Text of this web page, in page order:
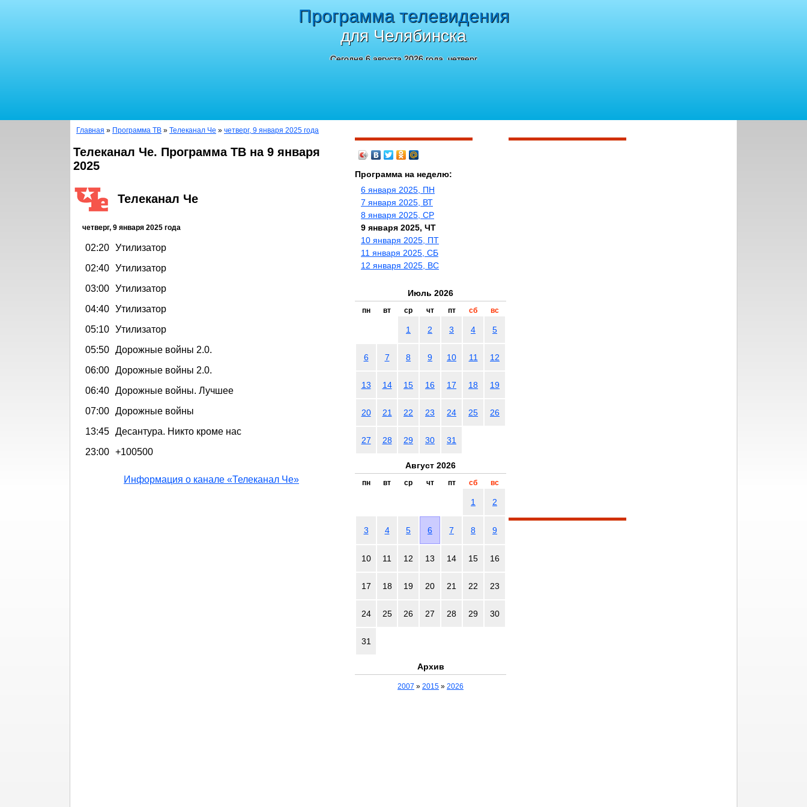
Программа телевидения
для Челябинска
Сегодня 6 августа 2026 года, четверг
Главная » Программа ТВ » Телеканал Че » четверг, 9 января 2025 года
Телеканал Че. Программа ТВ на 9 января
2025
Телеканал Че
четверг, 9 января 2025 года
02:20 Утилизатор
02:40 Утилизатор
03:00 Утилизатор
04:40 Утилизатор
05:10 Утилизатор
05:50 Дорожные войны 2.0.
06:00 Дорожные войны 2.0.
06:40 Дорожные войны. Лучшее
07:00 Дорожные войны
13:45 Десантура. Никто кроме нас
23:00 +100500
Информация о канале «Телеканал Че»
Программа на неделю:
6 января 2025, ПН
7 января 2025, ВТ
8 января 2025, СР
9 января 2025, ЧТ
10 января 2025, ПТ
11 января 2025, СБ
12 января 2025, ВС
Июль 2026
пн вт ср чт пт сб вс
1 2 3 4 5
6 7 8 9 10 11 12
13 14 15 16 17 18 19
20 21 22 23 24 25 26
27 28 29 30 31
Август 2026
пн вт ср чт пт сб вс
1 2
3 4 5 6 7 8 9
10 11 12 13 14 15 16
17 18 19 20 21 22 23
24 25 26 27 28 29 30
31
Архив
2007 » 2015 » 2026